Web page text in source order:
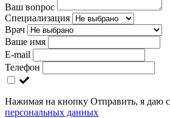
Ваш вопрос
Специализация
Врач
Ваше имя
E-mail
Телефон
Нажимая на кнопку Отправить, я даю
персональных данных